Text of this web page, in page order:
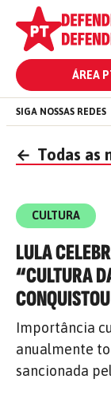
ÁREA
SIGA NOSSAS REDES
← Todas as
CULTURA
LULA
“CULTURA
Importância
anualmente
sancionada